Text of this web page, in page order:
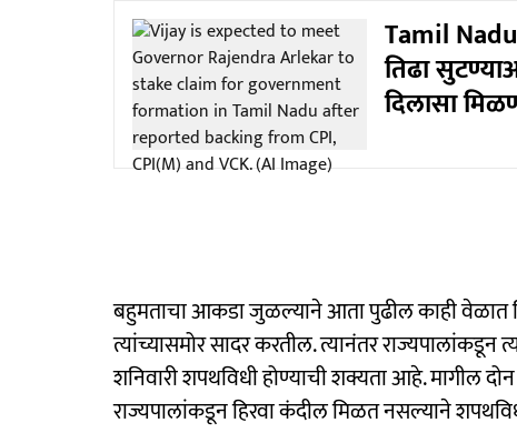
Tamil Nadu
तिढा
दिलासा
बहुमताचा आकडा जुळल्याने आता पुढील काही वेळात
त्यांच्यासमोर सादर करतील. त्यानंतर राज्यपालांकडून
शनिवारी शपथविधी होण्याची शक्यता आहे. मागील
राज्यपालांकडून हिरवा कंदील मिळत नसल्याने